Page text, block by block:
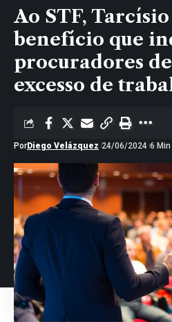
Ao STF,
benefício que
procuradores
excesso de
Por Diego Velázquez 24/06/2024 6